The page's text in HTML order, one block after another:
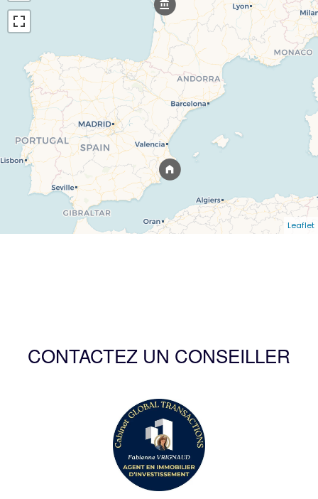
Leaflet
CONTACTEZ UN CONSEILLER